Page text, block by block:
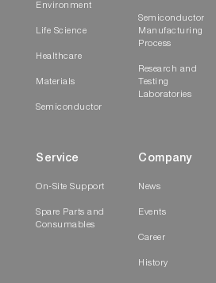
Environment
Life Science
Healthcare
Materials
Semiconductor
Semiconductor
Manufacturing
Process
Research and
Testing
Laboratories
Service
On-Site Support
Spare Parts and
Consumables
Company
News
Events
Career
History